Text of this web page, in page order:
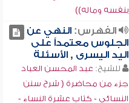
بنفسه وماله))
الفهرس:النهي عن
الجلوس معتمداً على
اليد اليسرى , الأسئلة
للشيخ: عبد المحسن العباد
جزء من محاضرة ( شرح سنن
النسائي - كتاب عشرة النساء -